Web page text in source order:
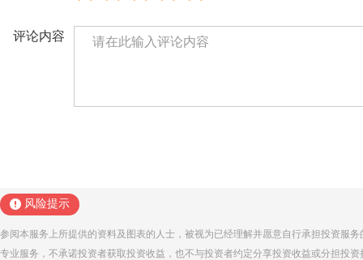
评论内容
风险提示
参阅本服务上所提供的资料及图表的人士，被视为已经理解并愿意自行承担投资服
专业服务，不承诺投资者获取投资收益，也不与投资者约定分享投资收益或分担投